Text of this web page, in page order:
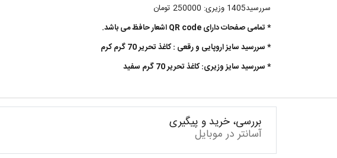
سررسید1405 وزیری: 250000 تومان
* تمامی صفحات دارای QR code اشعار حافظ می باشد.
* سررسید سایز اروپایی و رقعی : کاغذ تحریر 70 گرم کرم
* سررسید سایز وزیری: کاغذ تحریر 70 گرم سفید
بررسی، خرید و پیگیری
آسانتر در موبایل